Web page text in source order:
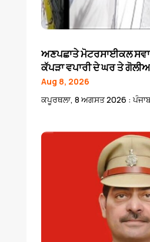
ਅਣਪਛਾਤੇ ਮੋਟਰਸਾਈਕਲ
ਕੱਪੜਾ ਵਪਾਰੀ ਦੇ ਘਰ ਤੇ
Aug 8, 2026
ਕਪੂਰਥਲਾ, 8 ਅਗਸਤ 2026 : ਪੰਜਾਬ